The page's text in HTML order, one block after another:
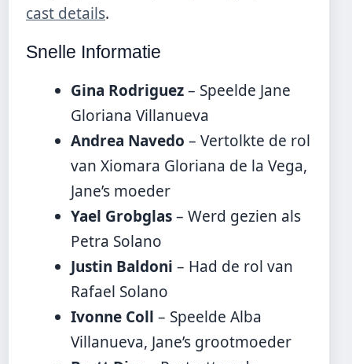
cast details.
Snelle Informatie
Gina Rodriguez– Speelde Jane
Gloriana Villanueva
Andrea Navedo – Vertolkte de rol
van Xiomara Gloriana de la Vega,
Jane’s moeder
Yael Grobglas– Werd gezien als
Petra Solano
Justin Baldoni – Had de rol van
Rafael Solano
Ivonne Coll – Speelde Alba
Villanueva, Jane’s grootmoeder